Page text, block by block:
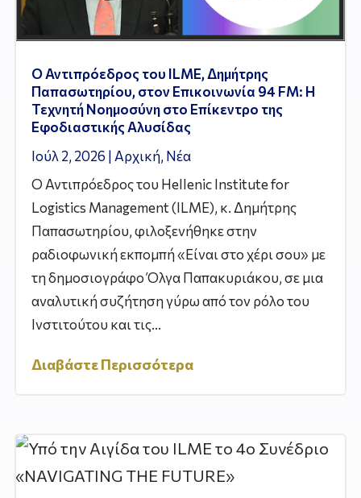
Ο Αντιπρόεδρος του ILME, Δημήτρης
Παπασωτηρίου, στον Επικοινωνία 94 FM: Η
Τεχνητή Νοημοσύνη στο Επίκεντρο της
Εφοδιαστικής Αλυσίδας
Ιούλ 2, 2026 | Αρχική, Νέα
Ο Αντιπρόεδρος του Hellenic Institute for
Logistics Management (ILME), κ. Δημήτρης
Παπασωτηρίου, φιλοξενήθηκε στην
ραδιοφωνική εκπομπή «Είναι στο χέρι σου» με
τη δημοσιογράφο Όλγα Παπακυριάκου, σε μια
αναλυτική συζήτηση γύρω από τον ρόλο του
Ινστιτούτου και τις...
Διαβάστε Περισσότερα